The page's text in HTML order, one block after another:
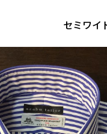
ミワイ